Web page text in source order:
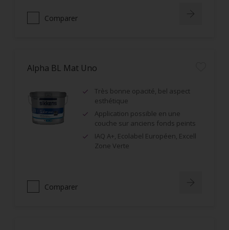
Comparer
Alpha BL Mat Uno
Très bonne opacité, bel aspect
esthétique
Application possible en une
couche sur anciens fonds peints
IAQ A+, Ecolabel Européen, Excell
Zone Verte
Comparer